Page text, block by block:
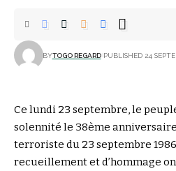
BYTOGO REGARD PUBLISHED 24
Ce lundi 23 septembre, le
solennité le 38ème
terroriste du 23 septembre
recueillement et d’hommage